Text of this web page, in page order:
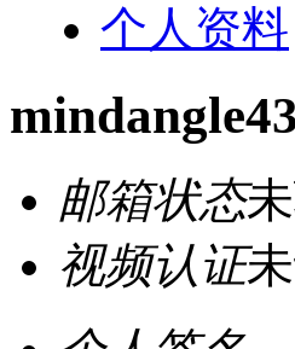
个人资料
mindangle43
邮箱状态
视频认证